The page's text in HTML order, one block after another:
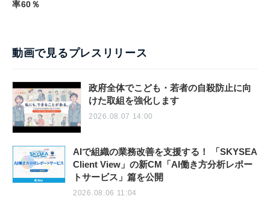
率60％
動画で見るプレスリリース
政府全体でこども・若者の自殺防止に向
けた取組を強化します
2026.08.07 14:00
AIで組織の業務改善を支援する！ 「SKYSEA
Client View」の新CM「AI働き方分析レポー
トサービス」篇を公開
2026.08.06 11:04